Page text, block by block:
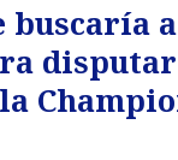
buscaría